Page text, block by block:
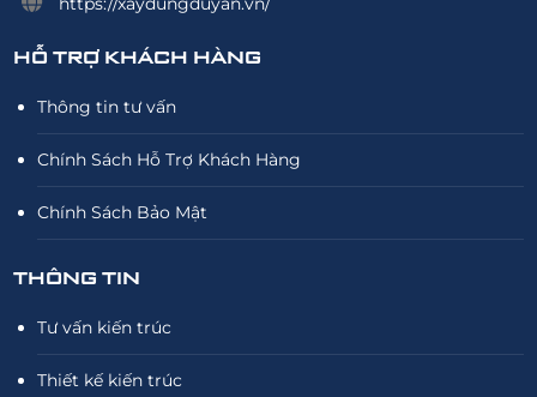
HỖ TRỢ KHÁCH HÀNG
Thông tin tư vấn
Chính Sách Hỗ Trợ Khách Hàng
Chính Sách Bảo Mật
THÔNG TIN
Tư vấn kiến trúc
Thiết kế kiến trúc